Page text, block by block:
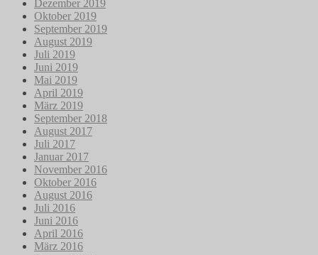
Dezember 2019
Oktober 2019
September 2019
August 2019
Juli 2019
Juni 2019
Mai 2019
April 2019
März 2019
September 2018
August 2017
Juli 2017
Januar 2017
November 2016
Oktober 2016
August 2016
Juli 2016
Juni 2016
April 2016
März 2016